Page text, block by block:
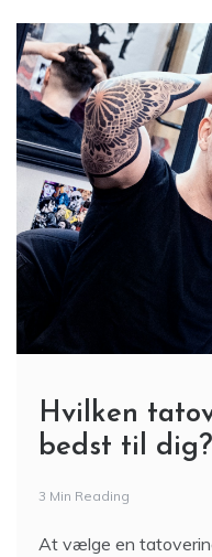
Hvilken
bedst til dig?
3 Min Reading
At vælge en